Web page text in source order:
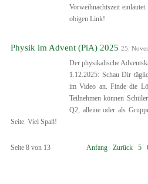
Vorweihnachtszeit
obigen Link!
Physik im Advent (PiA) 2025 25.
Der physikalische
1.12.2025: Schau Dir
im Video an. Finde die
Teilnehmen können
Q2, alleine oder als
Seite. Viel Spaß!
Seite 8 von 13 Anfang Zurück 5